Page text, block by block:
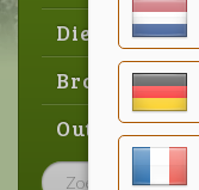
Dier
Brood &
Outlet